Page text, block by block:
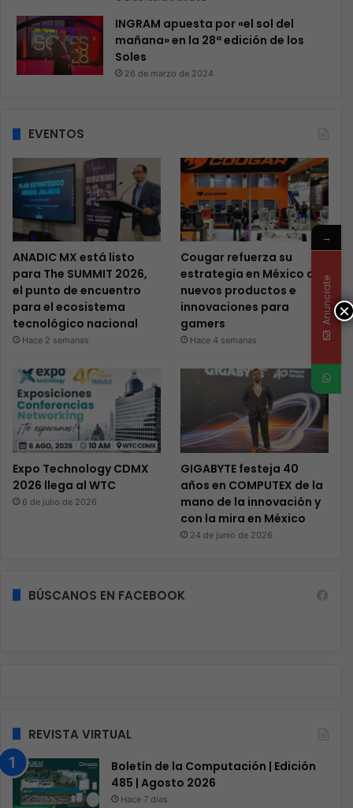
INGRAM apuesta por «el sol del
mañana» en la 28ª edición de los
Soles
26 de marzo de 2024
EVENTOS
ANADIC MX está listo
para The SUMMIT 2026,
el punto de encuentro
para el ecosistema
tecnológico nacional
Hace 2 semanas
Cougar refuerza su
estrategia en México con
nuevos productos e
innovaciones para
gamers
Hace 4 semanas
Expo Technology CDMX
2026 llega al WTC
6 de julio de 2026
GIGABYTE festeja 40
años en COMPUTEX de la
mano de la innovación y
con la mira en México
24 de junio de 2026
BÚSCANOS EN FACEBOOK
REVISTA VIRTUAL
Boletín de la Computación | Edición
485 | Agosto 2026
Hace 7 días
×
→
Anunciate